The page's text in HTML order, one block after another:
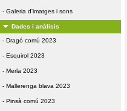
- Galeria d'imatges i sons
Dades i anàlisis
- Dragó comú 2023
- Esquirol 2023
- Merla 2023
- Mallerenga blava 2023
- Pinsà comú 2023